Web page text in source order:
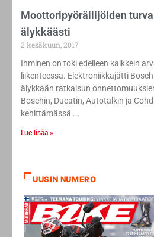
Moottoripyöräilijöiden
älykkäästi
2 kesäkuun, 2017
Ihminen on toki edelleen kaikkein
liikenteessä. Elektroniikkajätti
älykkään ratkaisun
Boschin, Ducatin, Autotalkin ja
kehittämässä
Lue lisää »
UUSIN NUMERO